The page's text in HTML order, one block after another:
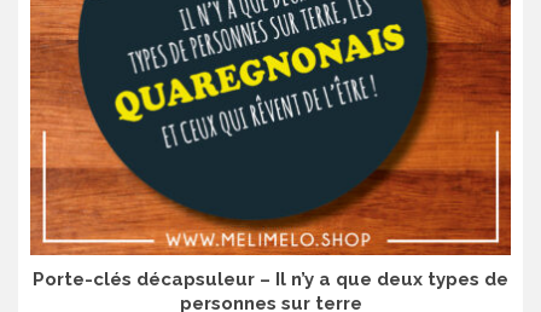
Porte-clés décapsuleur – Il n’y a que deux types de
personnes sur terre